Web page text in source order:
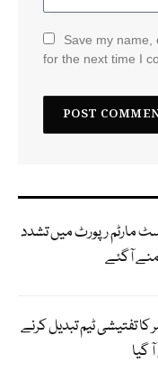
Save my name,
for the next time I
مارٹم رپورٹ میں تشدد
آگئے
تفتیشی ٹیم تبدیل کرنے
گیا